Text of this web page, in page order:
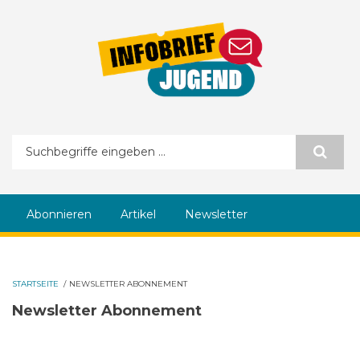
Suchformular
Abonnieren Artikel Newsletter
STARTSEITE / NEWSLETTER ABONNEMENT
Newsletter Abonnement